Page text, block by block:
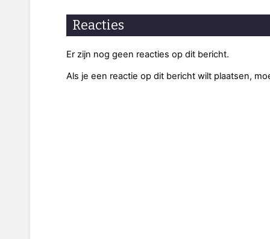
Reacties
Er zijn nog geen reacties op dit bericht.
Als je een reactie op dit bericht wilt plaatsen,